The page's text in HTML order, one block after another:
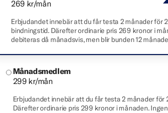
269 kr/mån
Erbjudandet innebär att du får testa 2 månader för
bindningstid. Därefter ordinarie pris 269 kronor i
debiteras då månadsvis, men blir bunden 12
Månadsmedlem
299 kr/mån
Erbjudandet innebär att du får testa 2 månader för
Därefter ordinarie pris 299 kronor i månaden.